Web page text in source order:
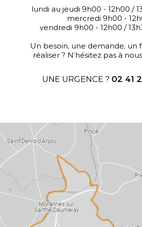
lundi au jeudi 9h00 - 12h00 /
mercredi 9h00 -
vendredi 9h00 - 12h00 /
Un besoin, une demande, un
réaliser ? N’hésitez pas à
UNE URGENCE ? 02 41